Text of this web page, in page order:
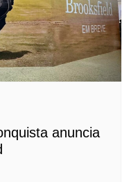
anuncia